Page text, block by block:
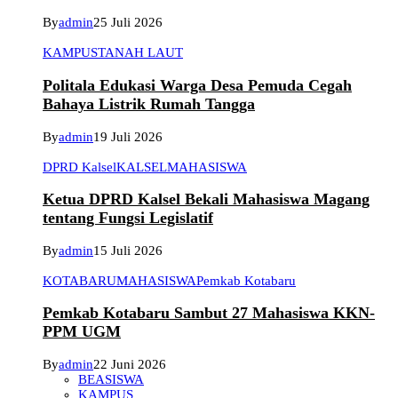
Byadmin25 Juli 2026
KAMPUSTANAH LAUT
Politala Edukasi Warga Desa Pemuda Cegah
Bahaya Listrik Rumah Tangga
Byadmin19 Juli 2026
DPRD KalselKALSELMAHASISWA
Ketua DPRD Kalsel Bekali Mahasiswa Magang
tentang Fungsi Legislatif
Byadmin15 Juli 2026
KOTABARUMAHASISWAPemkab Kotabaru
Pemkab Kotabaru Sambut 27 Mahasiswa KKN-
PPM UGM
Byadmin22 Juni 2026
BEASISWA
KAMPUS